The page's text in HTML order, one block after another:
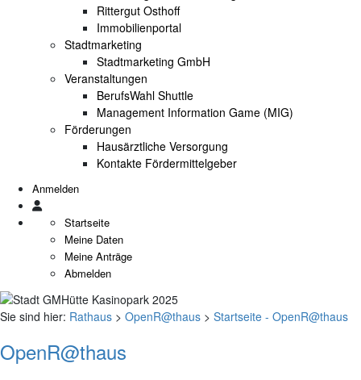
Rittergut Osthoff
Immobilienportal
Stadtmarketing
Stadtmarketing GmbH
Veranstaltungen
BerufsWahl Shuttle
Management Information Game (MIG)
Förderungen
Hausärztliche Versorgung
Kontakte Fördermittelgeber
Anmelden
Startseite
Meine Daten
Meine Anträge
Abmelden
Sie sind hier: Rathaus > OpenR@thaus > Startseite - OpenR@thaus
OpenR@thaus